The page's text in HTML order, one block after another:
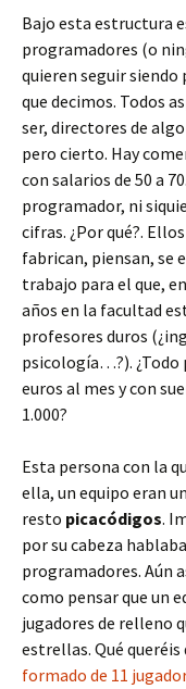
Bajo esta estructura
programadores (o
quieren seguir siendo
que decimos. Todos
ser, directores de
pero cierto. Hay
con salarios de 50 a
programador, ni
cifras. ¿Por qué?.
fabrican, piensan, se
trabajo para el que,
años en la facultad
profesores duros
psicología…?). ¿Todo
euros al mes y con
1.000?
Esta persona con la
ella, un equipo eran
resto picacódigos.
por su cabeza
programadores. Aún
como pensar que un
jugadores de relleno
estrellas. Qué
formado de 11